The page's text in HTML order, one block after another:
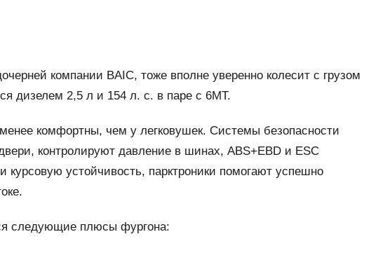
компании BAIC, тоже вполне уверенно колесит с грузом
дизелем 2,5 л и 154 л. с. в паре с 6MT.
комфортны, чем у легковушек. Системы безопасности
контролируют давление в шинах, ABS+EBD и ESC
устойчивость, парктроники помогают успешно
следующие плюсы фургона: